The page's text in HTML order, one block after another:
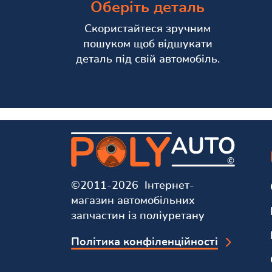
Оберіть деталь
Скористайтеся зручним
пошуком щоб відшукати
деталь під свій автомобіль.
©2011-2026 Інтернет-
магазин автомобільних
запчастин із поліуретану
Політика конфіленційності